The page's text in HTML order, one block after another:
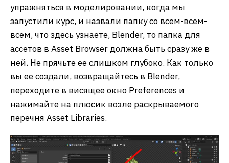
упражняться в моделировании, когда мы
запустили курс, и назвали папку со всем-всем-
всем, что здесь узнаете, Blender, то папка для
ассетов в Asset Browser должна быть сразу же в
ней. Не прячьте ее слишком глубоко. Как только
вы ее создали, возвращайтесь в Blender,
переходите в висящее окно Preferences и
нажимайте на плюсик возле раскрываемого
перечня Asset Libraries.